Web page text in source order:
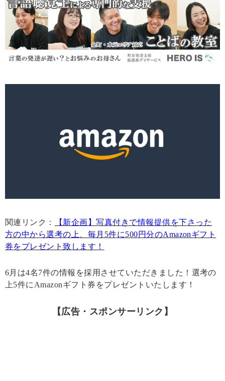
関連リンク：
【新企画】写真付きで情報提供を下さった
方の中から選考の上、毎月5件に500円分のAmazonギフト
券をプレゼント致します！
6月は4名7件の情報を採用させていただきました！選考の
上5件にAmazonギフト券をプレゼントいたします！
【広告・スポンサーリンク】